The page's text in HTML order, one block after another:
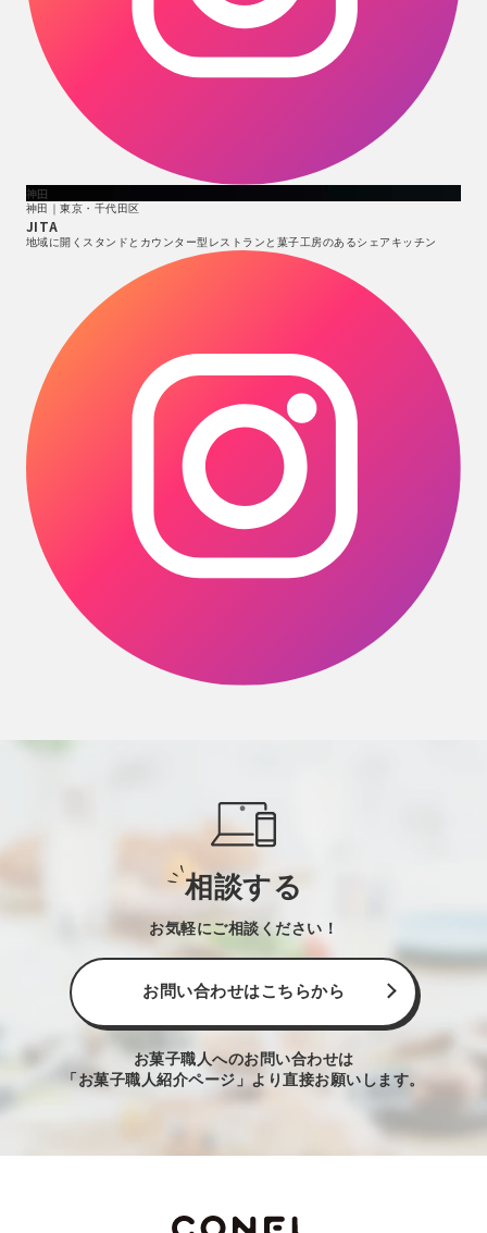
神田
神田｜東京・千代田区
JITA
地域に開くスタンドとカウンター型レストランと菓子工房のあるシェアキッチン
相談する
お気軽にご相談ください！
お問い合わせはこちらから
お菓子職人へのお問い合わせは
「お菓子職人紹介ページ」より直接お願いします。